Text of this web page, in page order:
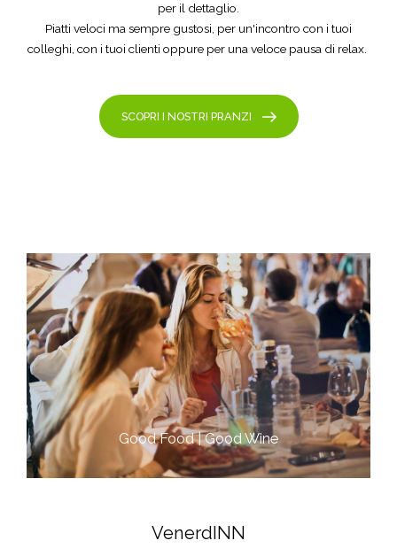
per il dettaglio.
Piatti veloci ma sempre gustosi, per un'incontro con i tuoi
colleghi, con i tuoi clienti oppure per una veloce pausa di relax.
SCOPRI I NOSTRI PRANZI
Good Food | Good Wine​
VenerdINN